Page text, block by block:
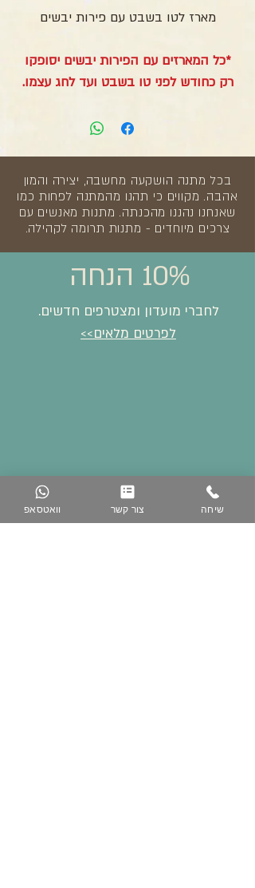
מארז לטו בשבט עם פירות יבשים
*כל המארזים עם הפירות יבשים יסופקו
רק כחודש לפני טו בשבט ועד לחג עצמו.
בכל מתנה הושקעה מחשבה, יצירה והמון
אהבה. מקווים כי תהנו מהמתנה לפחות כמו
שאנחנו נהננו מהכנתה. מתנות מאנשים עם
צרכים מיוחדים - מתנות תרומה לקהילה.
10% הנחה
לחברי מועדון ומצטרפים חדשים.
לפרטים מלאים>>
וואטסאפ צור קשר שיחה